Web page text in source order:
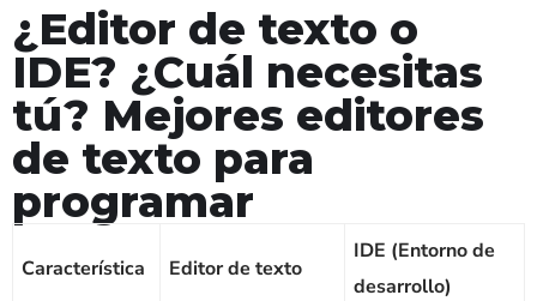
¿Editor de texto o
IDE? ¿Cuál necesitas
tú? Mejores editores
de texto para
programar
Característica Editor de texto
IDE (Entorno de
desarrollo)